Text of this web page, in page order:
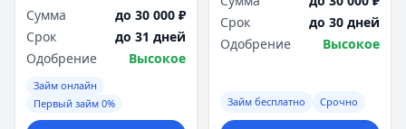
Сумма
до 30 000 ₽
Срок
до 31 дней
Одобрение
Высокое
Займ онлайн
Первый займ 0%
Срок
до 30 дней
Одобрение
Высокое
Займ бесплатно Срочно